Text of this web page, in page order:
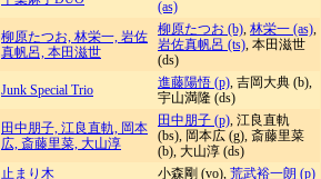
(as)
柳原たつお, 林栄一, 岩佐
真帆呂, 本田滋世
柳原たつお (b), 林栄一 (as),
岩佐真帆呂 (ts), 本田滋世
(ds)
Junk Special Trio 進藤陽悟 (p), 吉岡大典 (b),
宇山満隆 (ds)
田中朋子, 江良直軌, 岡本
広, 斎藤里菜, 大山淳
田中朋子 (p), 江良直軌
(bs), 岡本広 (g), 斎藤里菜
(b), 大山淳 (ds)
止まり木 小森剛 (vo), 荒武裕一朗 (p)